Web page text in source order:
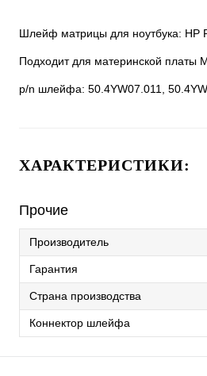
Шлейф матрицы для ноутбука: HP
Подходит для материнской платы
p/n шлейфа: 50.4YW07.011,
ХАРАКТЕРИСТИКИ:
Прочие
Производитель
Гарантия
Страна производства
Коннектор шлейфа